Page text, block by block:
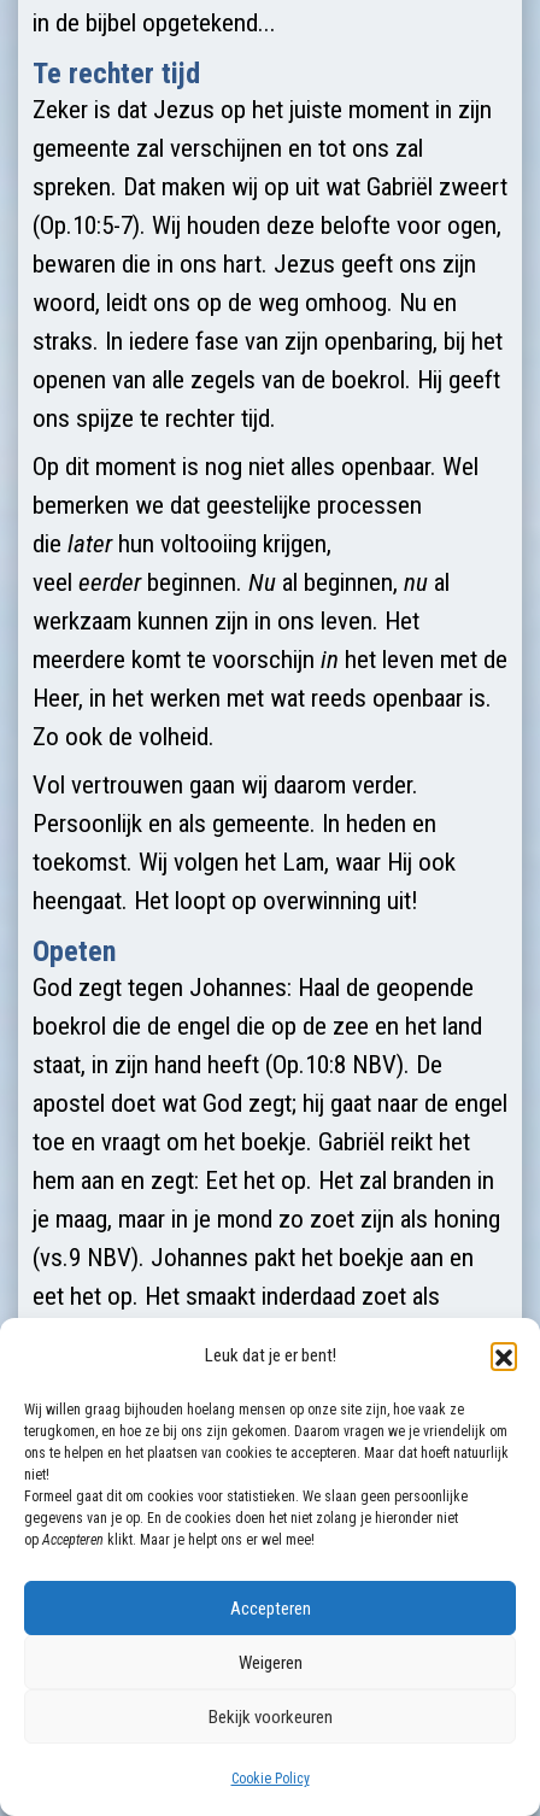
Leuk dat je er bent!
Wij willen graag bijhouden hoelang mensen op onze site zijn, hoe vaak ze
terugkomen, en hoe ze bij ons zijn gekomen. Daarom vragen we je vriendelijk om
ons te helpen en het plaatsen van cookies te accepteren. Maar dat hoeft natuurlijk
niet!
Formeel gaat dit om cookies voor statistieken. We slaan geen persoonlijke
gegevens van je op. En de cookies doen het niet zolang je hieronder niet
opAccepteren klikt. Maar je helpt ons er wel mee!
Accepteren
Weigeren
Bekijk voorkeuren
Cookie Policy
in de bijbel opgetekend...
Te rechter tijd
Zeker is dat Jezus op het juiste moment in zijn
gemeente zal verschijnen en tot ons zal
spreken. Dat maken wij op uit wat Gabriël zweert
(Op.10:5-7). Wij houden deze belofte voor ogen,
bewaren die in ons hart. Jezus geeft ons zijn
woord, leidt ons op de weg omhoog. Nu en
straks. In iedere fase van zijn openbaring, bij het
openen van alle zegels van de boekrol. Hij geeft
ons spijze te rechter tijd.
Op dit moment is nog niet alles openbaar. Wel
bemerken we dat geestelijke processen
die laterhun voltooiing krijgen,
veel eerderbeginnen. Nu al beginnen, nu al
werkzaam kunnen zijn in ons leven. Het
meerdere komt te voorschijn in het leven met de
Heer, in het werken met wat reeds openbaar is.
Zo ook de volheid.
Vol vertrouwen gaan wij daarom verder.
Persoonlijk en als gemeente. In heden en
toekomst. Wij volgen het Lam, waar Hij ook
heengaat. Het loopt op overwinning uit!
Opeten
God zegt tegen Johannes: Haal de geopende
boekrol die de engel die op de zee en het land
staat, in zijn hand heeft (Op.10:8 NBV). De
apostel doet wat God zegt; hij gaat naar de engel
toe en vraagt om het boekje. Gabriël reikt het
hem aan en zegt: Eet het op. Het zal branden in
je maag, maar in je mond zo zoet zijn als honing
(vs.9 NBV). Johannes pakt het boekje aan en
eet het op. Het smaakt inderdaad zoet als
honing, maar brandt naderhand in zijn maag: het
maakt zijn buik bitter (NBG).
Zinnebeeldig
Dit zinnebeeldige gebeuren geeft aan wat de
gemeente met Jezus’ woorden moet doen. Zij
moet ze ‘opeten’, als voedsel voor het gehele
lichaam: ze tot zich nemen, ze bij zich dragen en
verwerken, ze volledig in zich opnemen. Opdat
zij er alle ‘voedingswaarde’ uithaalt en er in de
papier, maar in het hart. Zij kunnen slechts